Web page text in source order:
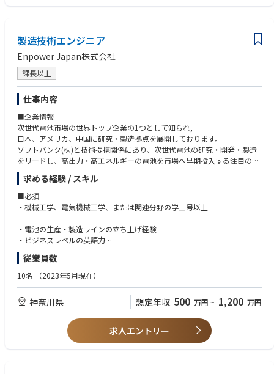
③ 定期ミーティング・改善推進
・現地定例での課題共有・進捗管理
・日本側からの受入検査不適合・工程内不適合情報のフィードバック
・現地と日本の認識差を解消し、改善活動を継続推進
■担当エリア・働き方
・日本国内拠点をベースに勤務
・中国（上海周辺など）を中心とした海外調達先への出張あり
・案件に応じて数週間～数か月単位の長期滞在あり
・常駐ではなく、必要なタイミングで現地入りし、改善～定着確認まで対
応
■このポジションの魅力
① 駐在固定ではない柔軟な働き方
日本拠点をベースとしながら海外業務に関われるため、生活基盤を日本に
置きつつグローバルに活躍できます。
② 「監査」ではなく、品質を現場で動かす役割
単なるチェック業務ではなく、課題の特定～改善～定着まで一貫して関わ
ることができるため、成果を実感しやすいポジションです。
③ 海外サプライヤー品質の中核に関われる
ル向上に直接インパクトを出せる仕事です。
■求める人物像
・相手に流されず、必要な改善をしっかり伝えられる方（丸め込まれない
・日本と海外の間に立ち、信頼関係を築ける方
製造技術エンジニア
Enpower Japan株式会社
課長以上
仕事内容
■企業情報
次世代電池市場の世界トップ企業の1つとして知られ,
日本、アメリカ、中国に研究・製造拠点を展開しております。
ソフトバンク(株)と技術提携関係にあり、次世代電池の研究・開発・製造
をリードし、高出力・高エネルギーの電池を市場へ早期投入する注目の電
池メーカーです。
今回はアメリカで新規工場を立ち上げの為に品質管理業務を担っていただ
く方を募集しております。
■仕事内容
リチウム電池の製造ラインを導入・立ち上げ、設備の設置や運用を担当し
を目指します。安全面の管理も重要な仕事です。
■業務ミッション
電池の試作ラインを作るため、試作品を作る設備の保全・メーカーへの問
い合わせ業務・オペレーターへの安全教育・労働環境の整備、労務管理、
求める経験 / スキル
■必須
・機械工学、電気機械工学、または関連分野の学士号以上
・電池の生産・製造ラインの立ち上げ経験
・ビジネスレベルの英語力
■歓迎
・CAD（SolidWorks、AutoCADなど）の使用経験、図面作成
・電気制御システムおよび安全に関する基礎知識語技術論文・特許等の読
・機械設備の設計、トラブル対応、保守の実務経験（3年以上）
・高い機械的知見と実務レベルでの問題解決能力
従業員数
10名 （2023年5月現在）
神奈川県 想定年収 500 万円 ~ 1,200 万円
求人エントリー